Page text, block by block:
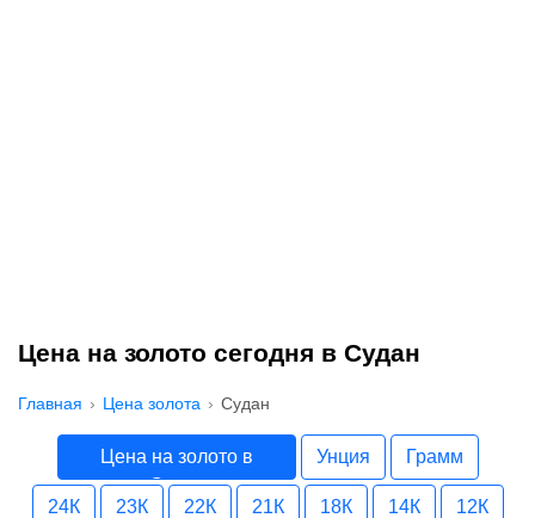
Цена на золото сегодня в Судан
Главная Цена золота Судан
Цена на золото в
Судан
Унция Грамм
24К 23К 22К 21К 18К 14К 12К